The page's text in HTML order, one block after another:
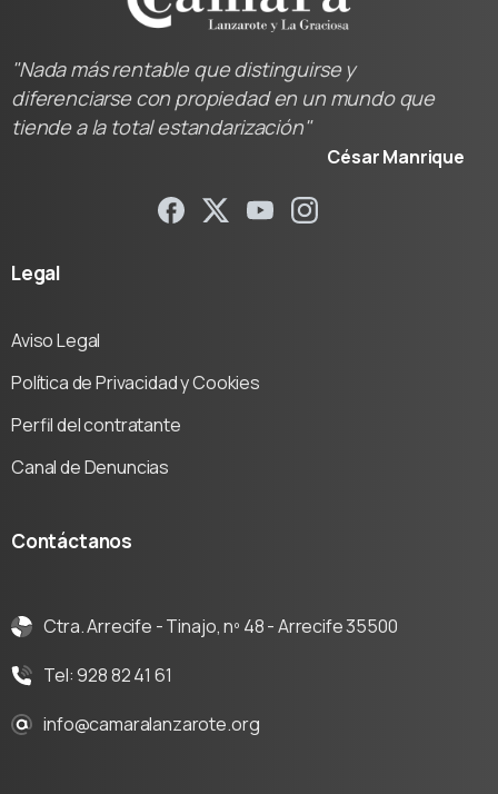
"Nada más rentable que distinguirse y
diferenciarse con propiedad en un mundo que
tiende a la total estandarización"
César Manrique
Legal
Aviso Legal
Política de Privacidad y Cookies
Perfil del contratante
Canal de Denuncias
Contáctanos
Ctra. Arrecife - Tinajo, nº 48 - Arrecife 35500
Tel: 928 82 41 61
info@camaralanzarote.org